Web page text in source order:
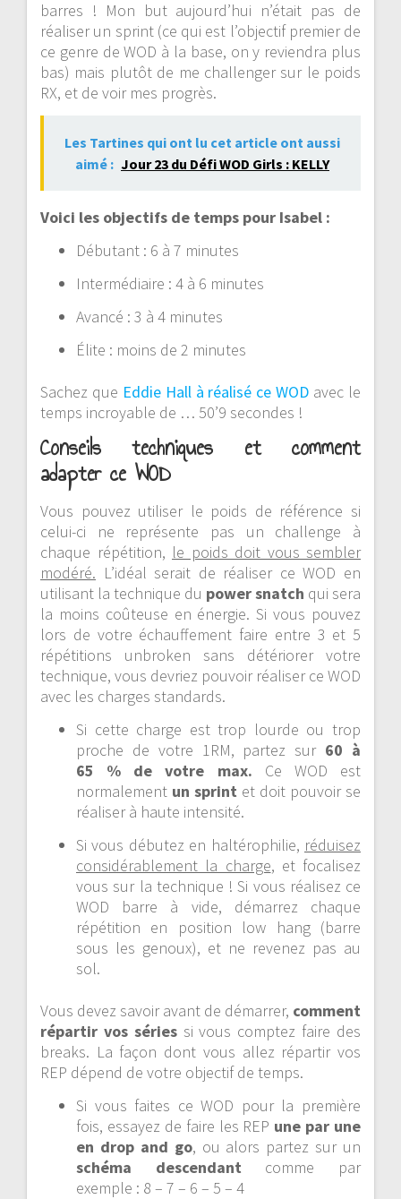
barres ! Mon but aujourd’hui n’était pas de
réaliser un sprint (ce qui est l’objectif premier de
ce genre de WOD à la base, on y reviendra plus
bas) mais plutôt de me challenger sur le poids
RX, et de voir mes progrès.
Les Tartines qui ont lu cet article ont aussi
aimé : Jour 23 du Défi WOD Girls : KELLY
Voici les objectifs de temps pour Isabel :
Débutant : 6 à 7 minutes
Intermédiaire : 4 à 6 minutes
Avancé : 3 à 4 minutes
Élite : moins de 2 minutes
Sachez que Eddie Hall à réalisé ce WOD avec le
temps incroyable de … 50’9 secondes !
Conseils techniques et comment
adapter ce WOD
Vous pouvez utiliser le poids de référence si
celui-ci ne représente pas un challenge à
chaque répétition, le poids doit vous sembler
modéré. L’idéal serait de réaliser ce WOD en
utilisant la technique du power snatch qui sera
la moins coûteuse en énergie. Si vous pouvez
lors de votre échauffement faire entre 3 et 5
répétitions unbroken sans détériorer votre
technique, vous devriez pouvoir réaliser ce WOD
avec les charges standards.
Si cette charge est trop lourde ou trop
proche de votre 1RM, partez sur 60 à
65 % de votre max. Ce WOD est
normalement un sprint et doit pouvoir se
réaliser à haute intensité.
Si vous débutez en haltérophilie, réduisez
considérablement la charge, et focalisez
vous sur la technique ! Si vous réalisez ce
WOD barre à vide, démarrez chaque
répétition en position low hang (barre
sous les genoux), et ne revenez pas au
sol.
Vous devez savoir avant de démarrer, comment
répartir vos sériessi vous comptez faire des
breaks. La façon dont vous allez répartir vos
REP dépend de votre objectif de temps.
Si vous faites ce WOD pour la première
fois, essayez de faire les REP une par une
en drop and go, ou alors partez sur un
schéma descendant comme par
exemple : 8 – 7 – 6 – 5 – 4